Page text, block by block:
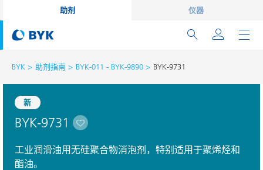
助剂 仪器
BYK 助剂指南 BYK-011 - BYK-9890 BYK-9731
新
BYK-9731
工业润滑油用无硅聚合物消泡剂，特别适用于聚烯烃和
酯油。